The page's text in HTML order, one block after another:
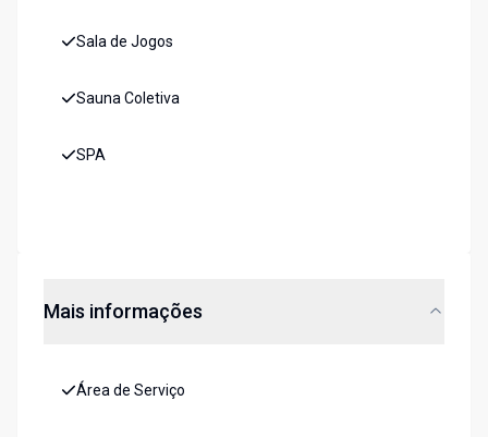
Sala de Jogos
Sauna Coletiva
SPA
Mais informações
Área de Serviço